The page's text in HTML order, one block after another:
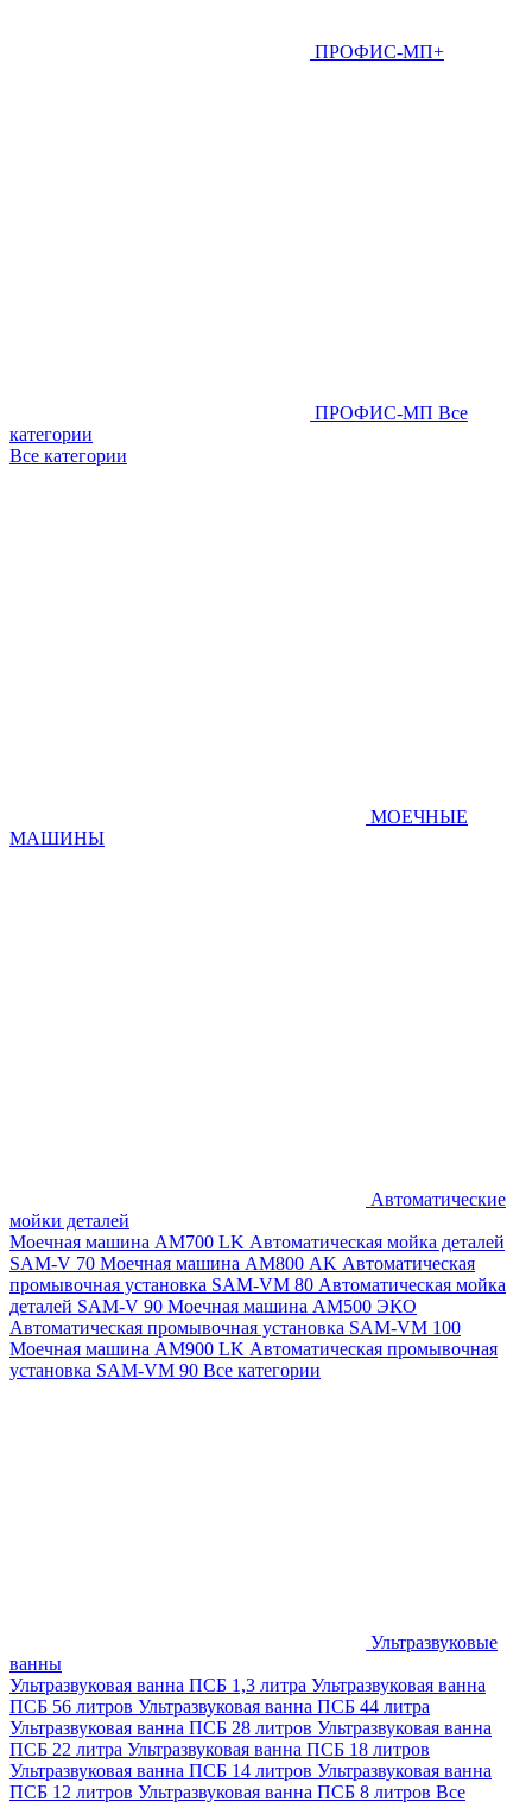
ПРОФИС-МП+
ПРОФИС-МП Все
категории
Все категории
МОЕЧНЫЕ
МАШИНЫ
Автоматические
мойки деталей
Моечная машина AM700 LK Автоматическая мойка деталей
SAM-V 70 Моечная машина АМ800 AK Автоматическая
промывочная установка SAM-VM 80 Автоматическая мойка
деталей SAM-V 90 Моечная машина АМ500 ЭКО
Автоматическая промывочная установка SAM-VM 100
Моечная машина AM900 LK Автоматическая промывочная
установка SAM-VM 90 Все категории
Ультразвуковые
ванны
Ультразвуковая ванна ПСБ 1,3 литра Ультразвуковая ванна
ПСБ 56 литров Ультразвуковая ванна ПСБ 44 литра
Ультразвуковая ванна ПСБ 28 литров Ультразвуковая ванна
ПСБ 22 литра Ультразвуковая ванна ПСБ 18 литров
Ультразвуковая ванна ПСБ 14 литров Ультразвуковая ванна
ПСБ 12 литров Ультразвуковая ванна ПСБ 8 литров Все